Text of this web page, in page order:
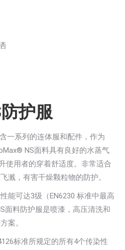
护服
一系列的连体服和配件，作为
NS面料具有良好的水蒸气
使用者的穿着舒适度。非常适合
溅，有害干燥颗粒物的防护。
能可达3级（EN6230 标准中最高
面料防护服是喷漆，高压清洗和
案。
标准所规定的所有4个传染性